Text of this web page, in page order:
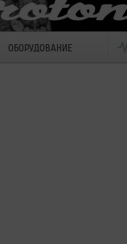
ОБОРУДОВАНИЕ